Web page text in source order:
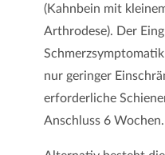
(Kahnbein mit
Arthrodese). Der
nur geringer
erforderliche
Anschluss 6 Wochen.